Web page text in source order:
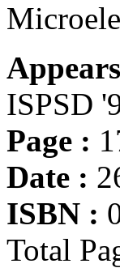
ISPSD
Page :
Date :
ISBN :
Total